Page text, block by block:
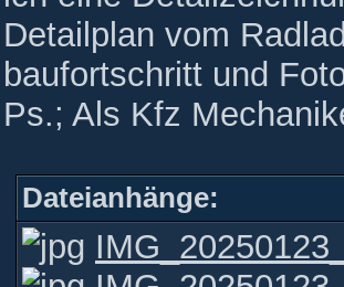
Detailplan vom
baufortschritt und
Ps.; Als Kfz
Dateianhänge: